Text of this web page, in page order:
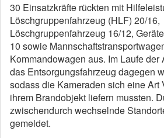
30 Einsatzkräfte rückten mit
Löschgruppenfahrzeug (HLF) 20/16,
Löschgruppenfahrzeug 16/12,
10 sowie
Kommandowagen aus. Im Laufe der
das Entsorgungsfahrzeug dagegen
sodass die Kameraden sich eine Art
ihrem Brandobjekt liefern mussten.
zwischendurch wechselnde
gemeldet.